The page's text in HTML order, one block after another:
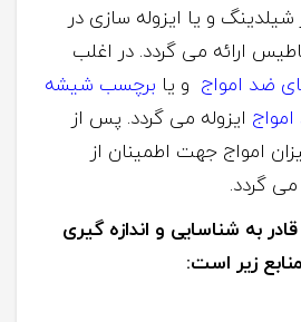
و یا ایزوله سازی در
ارائه می گردد. در اغلب
ضد امواج و یا برچسب شیشه
ایزوله می گردد. پس از
امواج جهت اطمینان از
گردد.
به شناسایی و اندازه گیری
زیر است: